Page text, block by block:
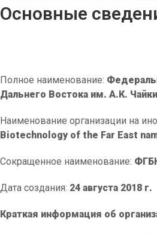
Основные
Полное наименование:
Дальнего Востока им. А.К.
Наименование организации на
Biotechnology of the Far East
Сокращенное наименование:
Дата создания: 24 августа 2018 г.
Краткая информация об